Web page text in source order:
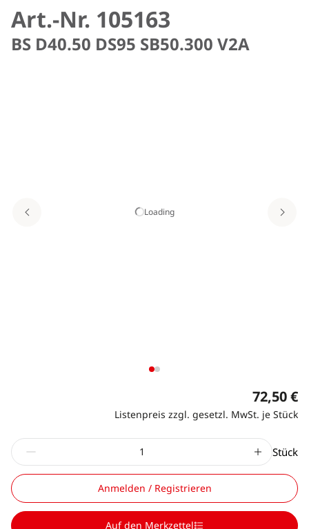
Art.-Nr. 105163
BS D40.50 DS95 SB50.300 V2A
Loading
72,50 €
Listenpreis zzgl. gesetzl. MwSt. je Stück
Stück
Anmelden / Registrieren
Auf den Merkzettel